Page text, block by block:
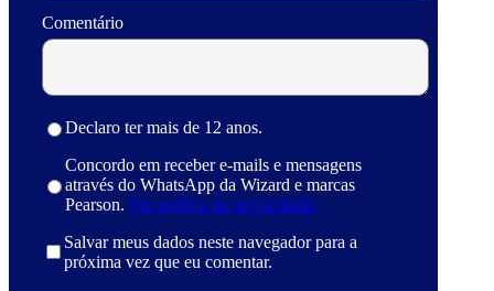
Comentário
Declaro ter mais de 12 anos.
Concordo em receber e-mails e mensagens
através do WhatsApp da Wizard e marcas
Pearson. Ver política de privacidade.
Salvar meus dados neste navegador para a
próxima vez que eu comentar.